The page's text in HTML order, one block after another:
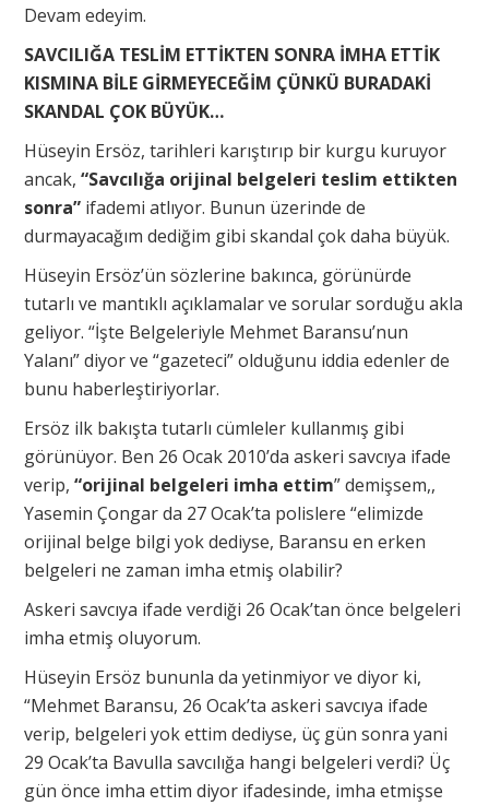
Devam edeyim.
SAVCILIĞA TESLİM ETTİKTEN SONRA İMHA ETTİK
KISMINA BİLE GİRMEYECEĞİM ÇÜNKÜ BURADAKİ
SKANDAL ÇOK BÜYÜK…
Hüseyin Ersöz, tarihleri karıştırıp bir kurgu kuruyor
ancak, “Savcılığa orijinal belgeleri teslim ettikten
sonra”ifademi atlıyor. Bunun üzerinde de
durmayacağım dediğim gibi skandal çok daha büyük.
Hüseyin Ersöz’ün sözlerine bakınca, görünürde
tutarlı ve mantıklı açıklamalar ve sorular sorduğu akla
geliyor. “İşte Belgeleriyle Mehmet Baransu’nun
Yalanı” diyor ve “gazeteci” olduğunu iddia edenler de
bunu haberleştiriyorlar.
Ersöz ilk bakışta tutarlı cümleler kullanmış gibi
görünüyor. Ben 26 Ocak 2010’da askeri savcıya ifade
verip, “orijinal belgeleri imha ettim” demişsem,,
Yasemin Çongar da 27 Ocak’ta polislere “elimizde
orijinal belge bilgi yok dediyse, Baransu en erken
belgeleri ne zaman imha etmiş olabilir?
Askeri savcıya ifade verdiği 26 Ocak’tan önce belgeleri
imha etmiş oluyorum.
Hüseyin Ersöz bununla da yetinmiyor ve diyor ki,
“Mehmet Baransu, 26 Ocak’ta askeri savcıya ifade
verip, belgeleri yok ettim dediyse, üç gün sonra yani
29 Ocak’ta Bavulla savcılığa hangi belgeleri verdi? Üç
gün önce imha ettim diyor ifadesinde, imha etmişse